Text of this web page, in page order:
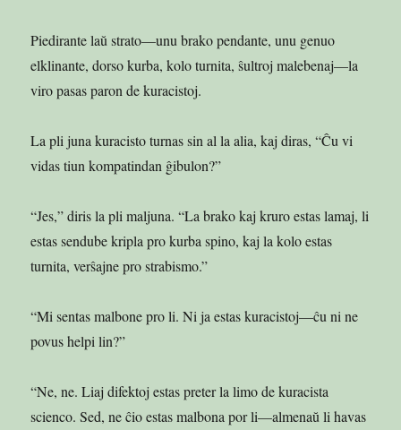
Piedirante laŭ strato—unu brako pendante, unu genuo
elklinante, dorso kurba, kolo turnita, ŝultroj malebenaj—la
viro pasas paron de kuracistoj.
La pli juna kuracisto turnas sin al la alia, kaj diras, “Ĉu vi
vidas tiun kompatindan ĝibulon?”
“Jes,” diris la pli maljuna. “La brako kaj kruro estas lamaj, li
estas sendube kripla pro kurba spino, kaj la kolo estas
turnita, verŝajne pro strabismo.”
“Mi sentas malbone pro li. Ni ja estas kuracistoj—ĉu ni ne
povus helpi lin?”
“Ne, ne. Liaj difektoj estas preter la limo de kuracista
scienco. Sed, ne ĉio estas malbona por li—almenaŭ li havas